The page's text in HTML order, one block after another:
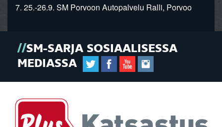
7. 25.-26.9. SM Porvoon Autopalvelu Ralli, Porvoo
SM-SARJA SOSIAALISESSA
MEDIASSA